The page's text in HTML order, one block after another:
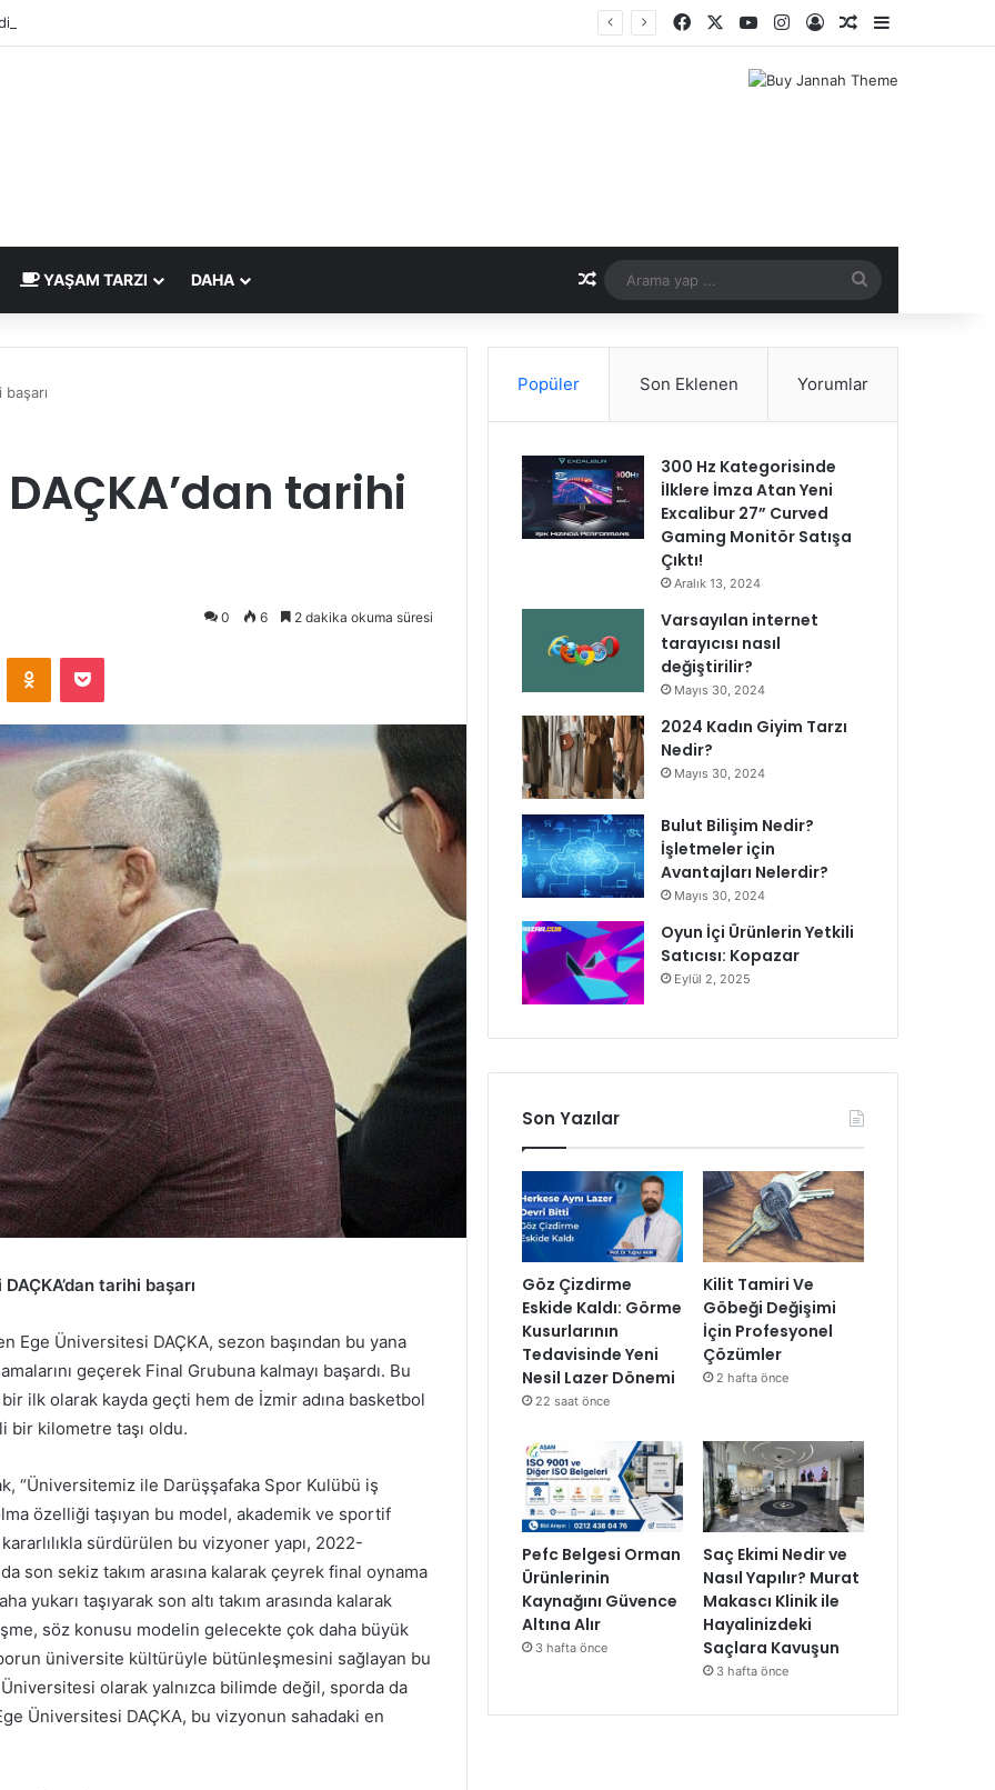
Eskide Kaldı: Görme Kusurlarının Tedavisinde Yeni Nesil Lazer Dönemi Facebook YouTubeInstagramKayıt OlRastgele Makale
YAŞAM TARZI DAHA Rastgele Makale
yap
tarihi
0 6 2 dakika okuma süresi
tarihi başarı
Ege Üniversitesi DAÇKA, sezon başından bu yana
geçerek Final Grubuna kalmayı başardı. Bu
ilk olarak kayda geçti hem de İzmir adına basketbol
bir kilometre taşı oldu.
“Üniversitemiz ile Darüşşafaka Spor Kulübü iş
özelliği taşıyan bu model, akademik ve sportif
kararlılıkla sürdürülen bu vizyoner yapı, 2022-
son sekiz takım arasına kalarak çeyrek final oynama
yukarı taşıyarak son altı takım arasında kalarak
söz konusu modelin gelecekte çok daha büyük
üniversite kültürüyle bütünleşmesini sağlayan bu
olarak yalnızca bilimde değil, sporda da
Üniversitesi DAÇKA, bu vizyonun sahadaki en
Popüler Son Eklenen Yorumlar
300 Hz Kategorisinde
İlklere İmza Atan Yeni
Excalibur 27” Curved
Gaming Monitör Satışa
Çıktı!
Aralık 13, 2024
Varsayılan internet
tarayıcısı nasıl
değiştirilir?
Mayıs 30, 2024
2024 Kadın Giyim Tarzı
Nedir?
Mayıs 30, 2024
Bulut Bilişim Nedir?
İşletmeler için
Avantajları Nelerdir?
Mayıs 30, 2024
Oyun İçi Ürünlerin Yetkili
Satıcısı: Kopazar
Eylül 2, 2025
Son Yazılar
Göz Çizdirme
Eskide Kaldı: Görme
Kusurlarının
Tedavisinde Yeni
Nesil Lazer Dönemi
22 saat önce
Kilit Tamiri Ve
Göbeği Değişimi
İçin Profesyonel
Çözümler
2 hafta önce
Pefc Belgesi Orman
Ürünlerinin
Kaynağını Güvence
Altına Alır
3 hafta önce
Saç Ekimi Nedir ve
Nasıl Yapılır? Murat
Makascı Klinik ile
Hayalinizdeki
Saçlara Kavuşun
3 hafta önce